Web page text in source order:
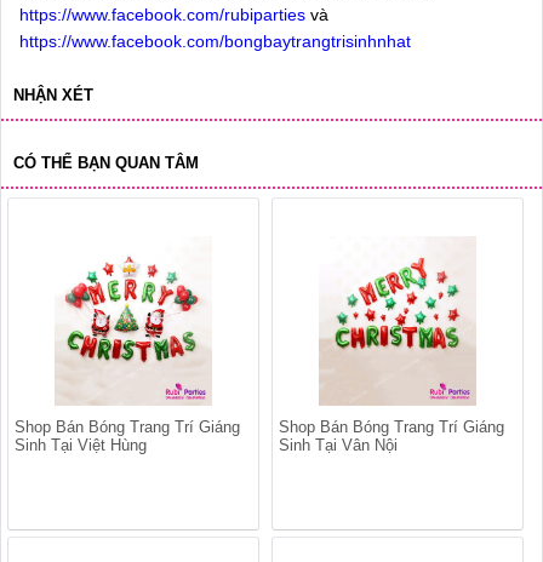
https://www.facebook.com/rubiparties và
https://www.facebook.com/bongbaytrangtrisinhnhat
NHẬN XÉT
CÓ THỂ BẠN QUAN TÂM
Shop Bán Bóng Trang Trí Giáng
Sinh Tại Việt Hùng
Shop Bán Bóng Trang Trí Giáng
Sinh Tại Vân Nội